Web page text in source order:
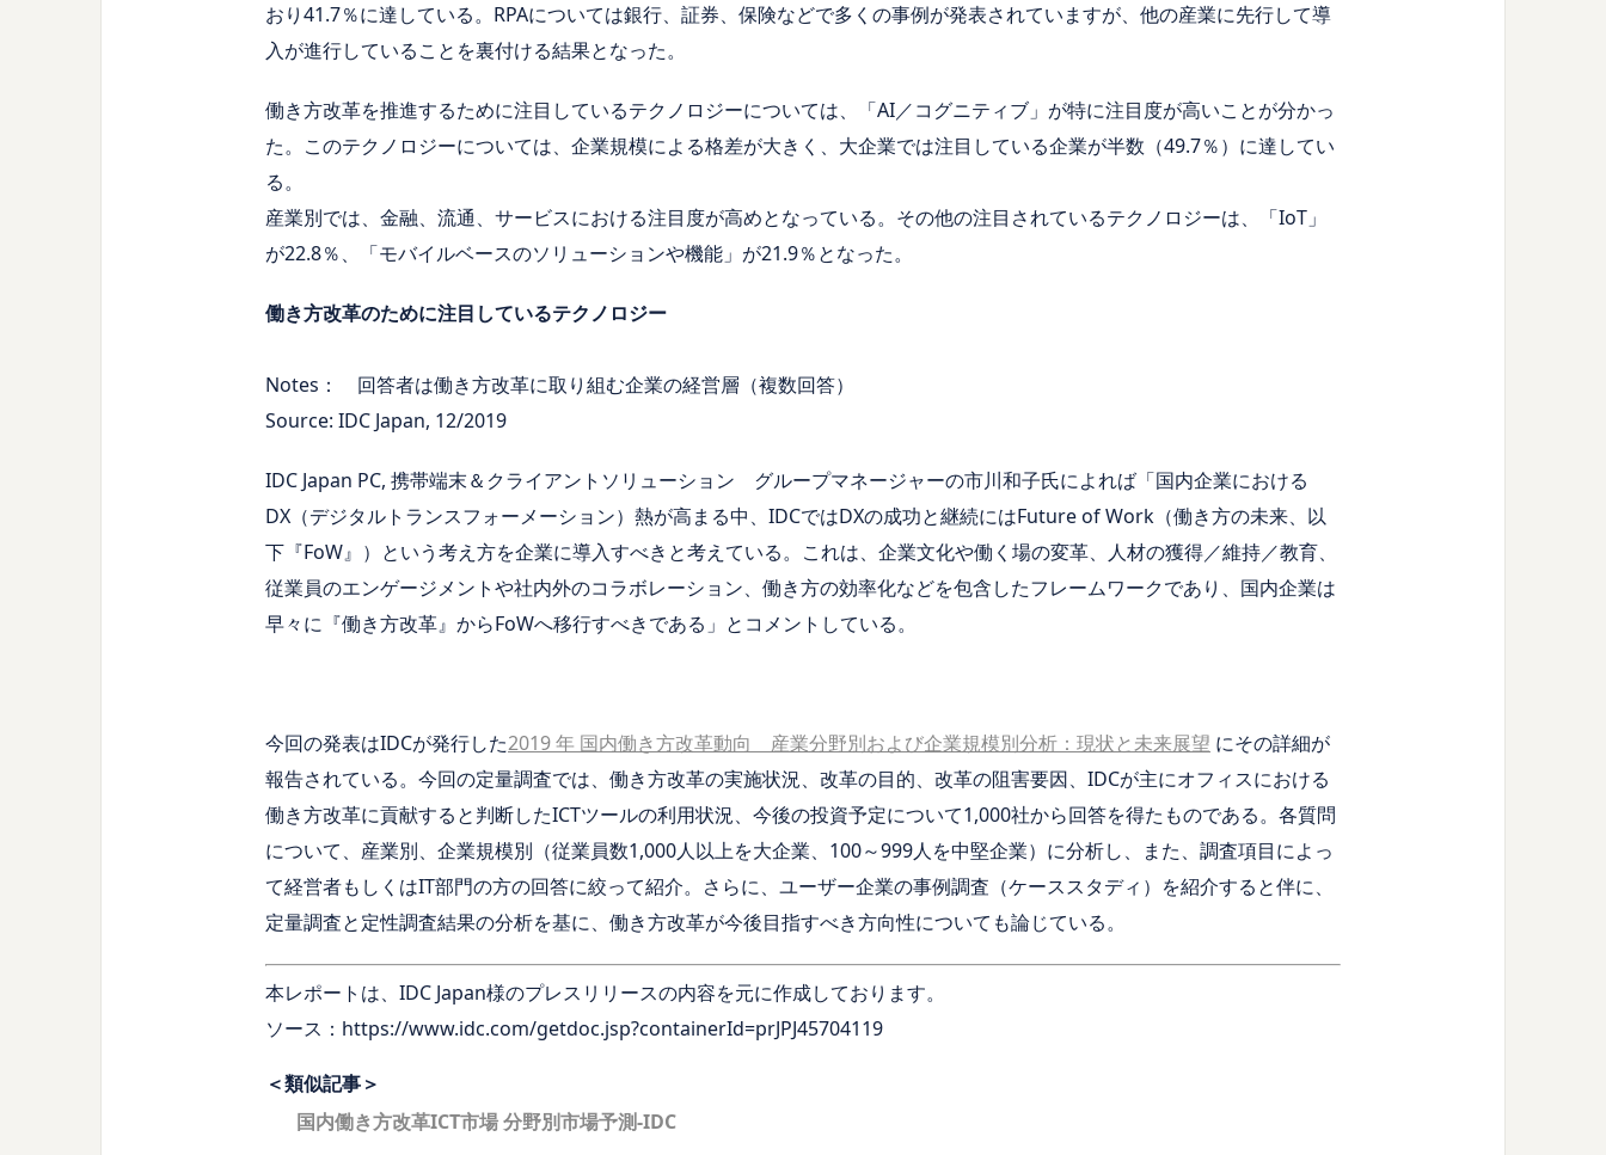
おり41.7％に達している。RPAについては銀行、証券、保険などで多くの事例が発表されていますが、他の産業に先行して導
入が進行していることを裏付ける結果となった。
働き方改革を推進するために注目しているテクノロジーについては、「AI／コグニティブ」が特に注目度が高いことが分かっ
た。このテクノロジーについては、企業規模による格差が大きく、大企業では注目している企業が半数（49.7％）に達してい
る。
産業別では、金融、流通、サービスにおける注目度が高めとなっている。その他の注目されているテクノロジーは、「IoT」
が22.8％、「モバイルベースのソリューションや機能」が21.9％となった。
働き方改革のために注目しているテクノロジー
Notes： 回答者は働き方改革に取り組む企業の経営層（複数回答）
Source: IDC Japan, 12/2019
IDC Japan PC, 携帯端末＆クライアントソリューション グループマネージャーの市川和子氏によれば「国内企業における
DX（デジタルトランスフォーメーション）熱が高まる中、IDCではDXの成功と継続にはFuture of Work（働き方の未来、以
下『FoW』）という考え方を企業に導入すべきと考えている。これは、企業文化や働く場の変革、人材の獲得／維持／教育、
従業員のエンゲージメントや社内外のコラボレーション、働き方の効率化などを包含したフレームワークであり、国内企業は
早々に『働き方改革』からFoWへ移行すべきである」とコメントしている。
今回の発表はIDCが発行した2019 年 国内働き方改革動向 産業分野別および企業規模別分析：現状と未来展望 にその詳細が
報告されている。今回の定量調査では、働き方改革の実施状況、改革の目的、改革の阻害要因、IDCが主にオフィスにおける
働き方改革に貢献すると判断したICTツールの利用状況、今後の投資予定について1,000社から回答を得たものである。各質問
について、産業別、企業規模別（従業員数1,000人以上を大企業、100～999人を中堅企業）に分析し、また、調査項目によっ
て経営者もしくはIT部門の方の回答に絞って紹介。さらに、ユーザー企業の事例調査（ケーススタディ）を紹介すると伴に、
定量調査と定性調査結果の分析を基に、働き方改革が今後目指すべき方向性についても論じている。
本レポートは、IDC Japan様のプレスリリースの内容を元に作成しております。
ソース：https://www.idc.com/getdoc.jsp?containerId=prJPJ45704119
＜類似記事＞
国内働き方改革ICT市場 分野別市場予測-IDC